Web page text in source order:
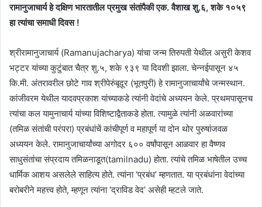
रामानुजाचार्य हे दक्षिण भारतातील प्रमुख संतांपैकी एक. वैशाख शु.६, शके १०५९
हा त्यांचा समाधी दिवस !
श्रीरामानुजाचार्य (Ramanujacharya) यांचा जन्म तिरुपती येथील असुरी केशव
भट्टर यांच्या कुटुंबात चैत्र शु.५, शके ९३९ या दिवशी झाला. चेन्नईपासून ४५
कि.मी. अंतरावरील छोटे गाव श्रीपेरुंबूदूर (भूतपुरी) हे रामानुजाचार्यांचे जन्मस्थान.
कांजीवरम येथील यादवप्रकाश यांच्याकडे त्यांनी वेदांचे अध्ययन केले. प्रथमपासूनच
त्यांचा कल यामुनाचार्य यांच्या विशिष्टाद्वैताकडे होता. त्यामुळे त्यांनी अळवारांच्या
(तमिळ संतांची परंपरा) प्रबंधांचें कांचीपूर्ण व महापूर्ण या दोन थोर पुरुषांजवळ
अध्ययन केले. रामानुजाचार्यांच्या अगोदर ६०० वर्षांपासून आळवार हा वैष्णव
साधुसंतांचा संप्रदाय तमिळनाडूत(tamilnadu) होता. त्यांचे तमिळ भाषेतील उच्च
धार्मिक आशय असलेले साहित्य होते. त्यांना ‘प्रबंध’ म्हणतात. या प्रबंधांना वेदांच्या
बरोबरीने महत्त्व होते, म्हणून त्यांना ‘द्राविड वेद’ असेही म्हटले जाते.